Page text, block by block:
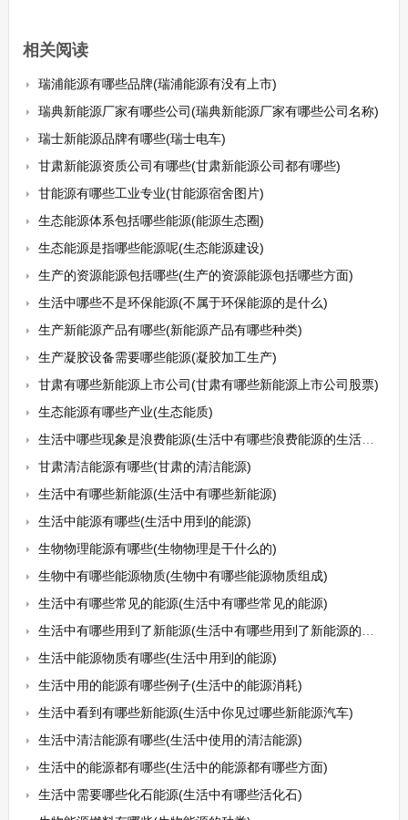
相关阅读
瑞浦能源有哪些品牌(瑞浦能源有没有上市)
瑞典新能源厂家有哪些公司(瑞典新能源厂家有哪些公司名称)
瑞士新能源品牌有哪些(瑞士电车)
甘肃新能源资质公司有哪些(甘肃新能源公司都有哪些)
甘能源有哪些工业专业(甘能源宿舍图片)
生态能源体系包括哪些能源(能源生态圈)
生态能源是指哪些能源呢(生态能源建设)
生产的资源能源包括哪些(生产的资源能源包括哪些方面)
生活中哪些不是环保能源(不属于环保能源的是什么)
生产新能源产品有哪些(新能源产品有哪些种类)
生产凝胶设备需要哪些能源(凝胶加工生产)
甘肃有哪些新能源上市公司(甘肃有哪些新能源上市公司股票)
生态能源有哪些产业(生态能质)
生活中哪些现象是浪费能源(生活中有哪些浪费能源的生活方式)
甘肃清洁能源有哪些(甘肃的清洁能源)
生活中有哪些新能源(生活中有哪些新能源)
生活中能源有哪些(生活中用到的能源)
生物物理能源有哪些(生物物理是干什么的)
生物中有哪些能源物质(生物中有哪些能源物质组成)
生活中有哪些常见的能源(生活中有哪些常见的能源)
生活中有哪些用到了新能源(生活中有哪些用到了新能源的东西)
生活中能源物质有哪些(生活中用到的能源)
生活中用的能源有哪些例子(生活中的能源消耗)
生活中看到有哪些新能源(生活中你见过哪些新能源汽车)
生活中清洁能源有哪些(生活中使用的清洁能源)
生活中的能源都有哪些(生活中的能源都有哪些方面)
生活中需要哪些化石能源(生活中有哪些活化石)